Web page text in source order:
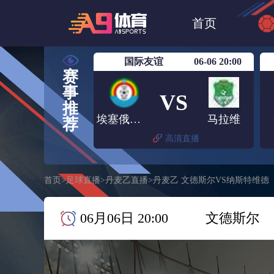
首页
NBA
赛
事
推
荐
国际友谊 06-06 20:00
埃塞俄比亚
VS
马拉维
高清直播
首页 >足球直播>丹麦乙直播>丹麦乙 文德斯尔VS纳斯特维德
06月06日 20:00 文德斯尔